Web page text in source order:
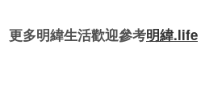
更多明緯生活歡迎參考明緯.life